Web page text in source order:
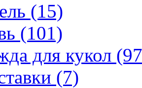
(15)
(101)
для кукол
(7)